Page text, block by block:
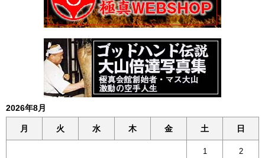
2026年8月
月 火 水 木 金 土 日
1 2